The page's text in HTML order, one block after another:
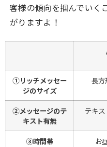
客様の傾向を掴んでいく
がりますよ！
①リッチメッセー
ジのサイズ
長
②メッセージのテ
キスト有無
テキ
③時間帯 お